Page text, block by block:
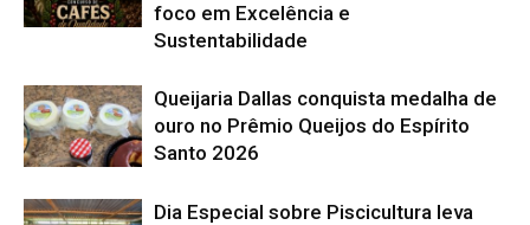
foco em Excelência e
Sustentabilidade
Queijaria Dallas conquista medalha de
ouro no Prêmio Queijos do Espírito
Santo 2026
Dia Especial sobre Piscicultura leva